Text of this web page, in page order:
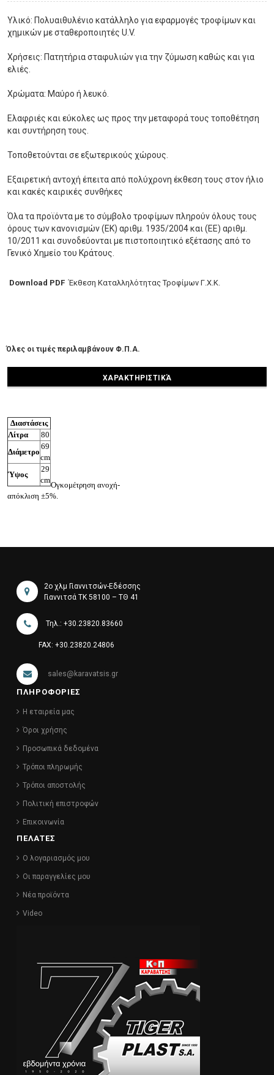
Υλικό: Πολυαιθυλένιο κατάλληλο για εφαρμογές τροφίμων και
χημικών με σταθεροποιητές U.V.
Χρήσεις: Πατητήρια σταφυλιών για την ζύμωση καθώς και για
ελιές.
Χρώματα: Μαύρο ή λευκό.
Ελαφριές και εύκολες ως προς την μεταφορά τους τοποθέτηση
και συντήρηση τους.
Τοποθετούνται σε εξωτερικούς χώρους.
Εξαιρετική αντοχή έπειτα από πολύχρονη έκθεση τους στον ήλιο
και κακές καιρικές συνθήκες
Όλα τα προϊόντα με το σύμβολο τροφίμων πληρούν όλους τους
όρους των κανονισμών (ΕΚ) αριθμ. 1935/2004 και (ΕΕ) αριθμ.
10/2011 και συνοδεύονται με πιστοποιητικό εξέτασης από το
Γενικό Χημείο του Κράτους.
Download PDF Έκθεση Καταλληλότητας Τροφίμων Γ.Χ.Κ.
Όλες οι τιμές περιλαμβάνουν Φ.Π.Α.
ΧΑΡΑΚΤΗΡΙΣΤΙΚΆ
Διαστάσεις
Λίτρα
80
Διάμετρο
69
cm
Ύψος
29
cm
Ογκομέτρηση ανοχή-
απόκλιση ±5%.
2ο χλμ Γιαννιτσών-Εδέσσης
Γιαννιτσά ΤΚ 58100 – ΤΘ 41
Τηλ.: +30.23820.83660
FAX: +30.23820.24806
sales@karavatsis.gr
ΠΛΗΡΟΦΟΡΙΕΣ
Η εταιρεία μας
Όροι χρήσης
Προσωπικά δεδομένα
Τρόποι πληρωμής
Τρόποι αποστολής
Πολιτική επιστροφών
Επικοινωνία
ΠΕΛΑΤΕΣ
Ο λογαριασμός μου
Οι παραγγελίες μου
Νέα προϊόντα
Video